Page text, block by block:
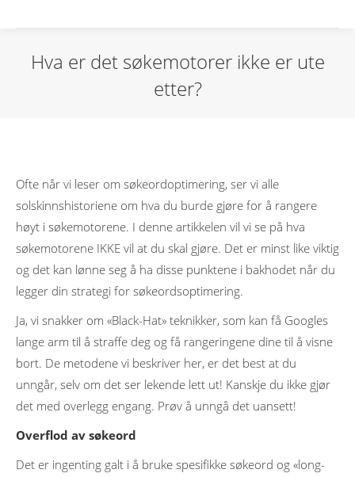
Hva er det søkemotorer ikke er ute
etter?
Ofte når vi leser om søkeordoptimering, ser vi alle
solskinnshistoriene om hva du burde gjøre for å rangere
høyt i søkemotorene. I denne artikkelen vil vi se på hva
søkemotorene IKKE vil at du skal gjøre. Det er minst like viktig
og det kan lønne seg å ha disse punktene i bakhodet når du
legger din strategi for søkeordsoptimering.
Ja, vi snakker om «Black-Hat» teknikker, som kan få Googles
lange arm til å straffe deg og få rangeringene dine til å visne
bort. De metodene vi beskriver her, er det best at du
unngår, selv om det ser lekende lett ut! Kanskje du ikke gjør
det med overlegg engang. Prøv å unngå det uansett!
Overflod av søkeord
Det er ingenting galt i å bruke spesifikke søkeord og «long-